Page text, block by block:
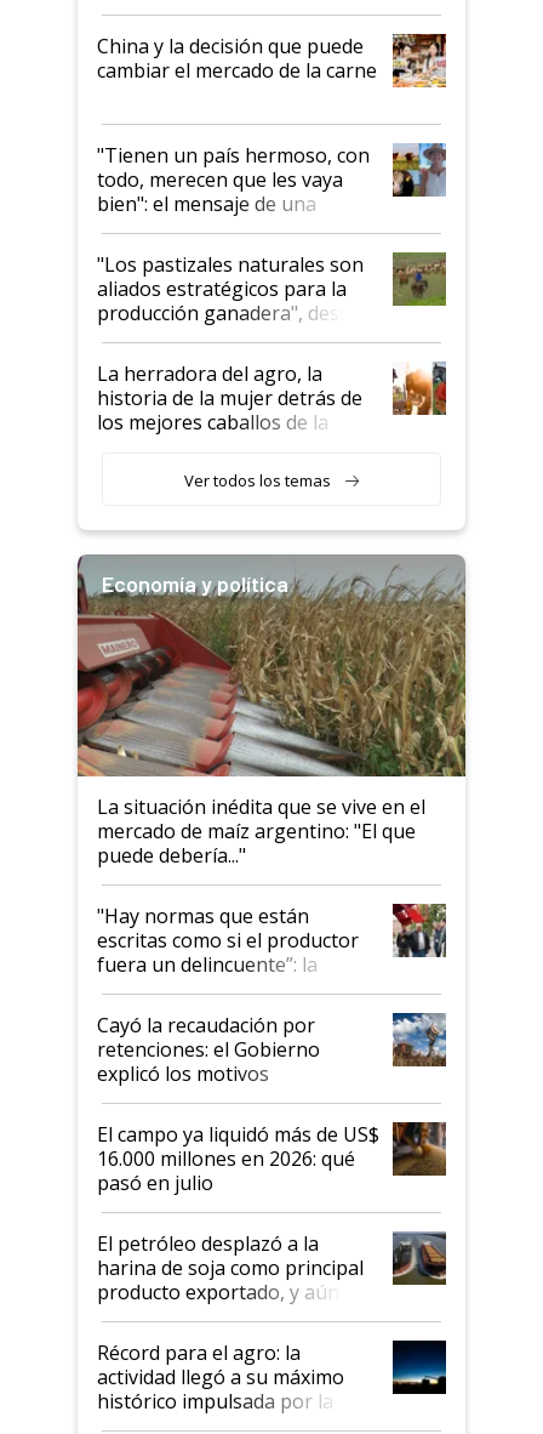
China y la decisión que puede
cambiar el mercado de la carne
"Tienen un país hermoso, con
todo, merecen que les vaya
bien": el mensaje de una
ganadera uruguaya sobre las
oportunidades que se abren
para el agro en Argentina, con
foco en la carne
"Los pastizales naturales son
aliados estratégicos para la
producción ganadera", destaca
la iniciativa que ya reúne a 46
establecimientos en Argentina
La herradora del agro, la
historia de la mujer detrás de
los mejores caballos de la
todavía hacen sufrir a estos
animales: "Mientras me
Ver todos los temas
Economía y política
La situación inédita que se vive en el
mercado de maíz argentino: "El que
puede debería..."
"Hay normas que están
escritas como si el productor
fuera un delincuente”: la
desregulación llegó al
Congreso Aapresid y hasta se
habló del financiamiento al
IPCVA
Cayó la recaudación por
retenciones: el Gobierno
explicó los motivos
El campo ya liquidó más de US$
16.000 millones en 2026: qué
pasó en julio
El petróleo desplazó a la
harina de soja como principal
producto exportado, y aún así
el agro aportó casi seis de cada
diez dólares y sostuvo el
liderazgo en un semestre
récord
Récord para el agro: la
actividad llegó a su máximo
histórico impulsada por la
cosecha y las exportaciones